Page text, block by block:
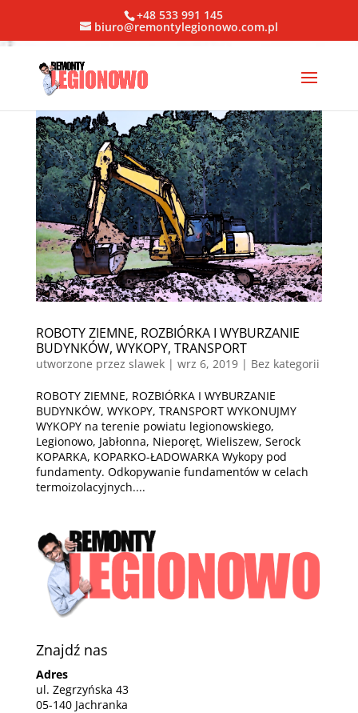
+48 533 991 145
biuro@remontylegionowo.com.pl
ROBOTY ZIEMNE, ROZBIÓRKA I WYBURZANIE
BUDYNKÓW, WYKOPY, TRANSPORT
utworzone przez slawek| wrz 6, 2019| Bez kategorii
ROBOTY ZIEMNE, ROZBIÓRKA I WYBURZANIE
BUDYNKÓW, WYKOPY, TRANSPORT WYKONUJMY
WYKOPY na terenie powiatu legionowskiego,
Legionowo, Jabłonna, Nieporęt, Wieliszew, Serock
KOPARKA, KOPARKO-ŁADOWARKA Wykopy pod
fundamenty. Odkopywanie fundamentów w celach
termoizolacyjnych....
Znajdź nas
Adres
ul. Zegrzyńska 43
05-140 Jachranka